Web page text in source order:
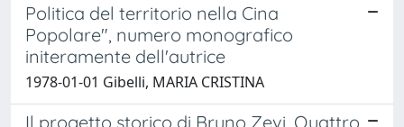
Politica del territorio nella Cina
Popolare", numero monografico
initeramente dell'autrice
1978-01-01 Gibelli, MARIA CRISTINA
Il progetto storico di Bruno Zevi. Quattro